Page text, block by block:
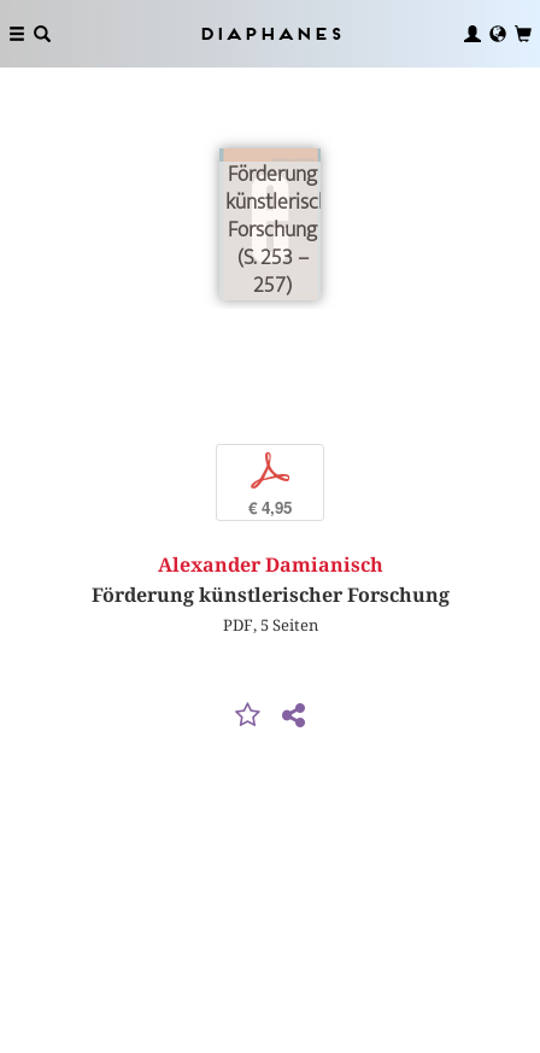
Diaphanes
Förderung
künstlerischer
Forschung
(S. 253 –
257)
p
€ 4,95
Alexander Damianisch
Förderung künstlerischer Forschung
PDF, 5 Seiten